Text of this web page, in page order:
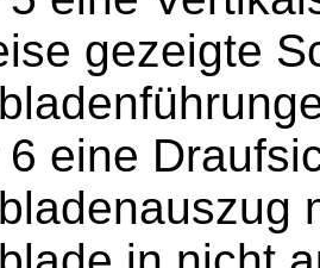
gezeigte
6 eine